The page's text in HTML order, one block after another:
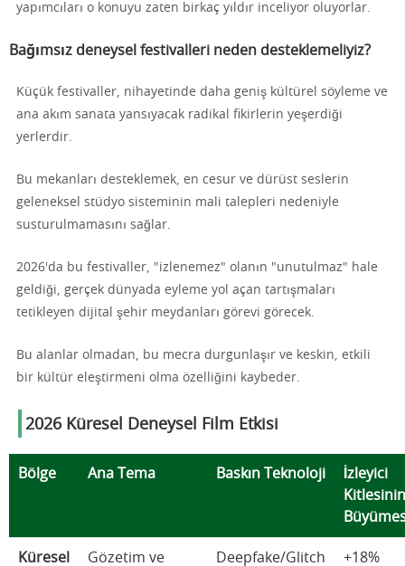
yapımcıları o konuyu zaten birkaç yıldır inceliyor oluyorlar.
Bağımsız deneysel festivalleri neden desteklemeliyiz?
Küçük festivaller, nihayetinde daha geniş kültürel söyleme ve
ana akım sanata yansıyacak radikal fikirlerin yeşerdiği
yerlerdir.
Bu mekanları desteklemek, en cesur ve dürüst seslerin
geleneksel stüdyo sisteminin mali talepleri nedeniyle
susturulmamasını sağlar.
2026'da bu festivaller, "izlenemez" olanın "unutulmaz" hale
geldiği, gerçek dünyada eyleme yol açan tartışmaları
tetikleyen dijital şehir meydanları görevi görecek.
Bu alanlar olmadan, bu mecra durgunlaşır ve keskin, etkili
bir kültür eleştirmeni olma özelliğini kaybeder.
2026 Küresel Deneysel Film Etkisi
Bölge Ana Tema Baskın Teknoloji
İzleyici
Kitlesinin
Küresel
Gözetim ve
Deepfake/Glitch +18%